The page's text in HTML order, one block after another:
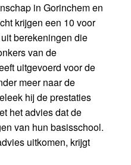
in Gorinchem en
krijgen een 10 voor
berekeningen die
van de
uitgevoerd voor de
meer naar de
hij de prestaties
het advies dat de
van hun basisschool.
uitkomen, krijgt